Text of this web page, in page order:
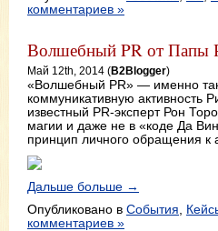
комментариев »
Волшебный PR от Папы
Май 12th, 2014 (B2Blogger)
«Волшебный PR» — именно
коммуникативную активность
известный PR-эксперт Рон
магии и даже не в «коде Да
принцип личного обращения к
Дальше больше →
Опубликовано в События
комментариев »